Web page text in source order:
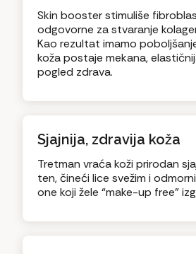
Skin booster stimuliše
odgovorne za stvaranje
Kao rezultat imamo
koža postaje mekana,
pogled zdrava.
Sjajnija, zdravija koža
Tretman vraća koži prirodan
ten, čineći lice svežim i
one koji žele “make-up free”